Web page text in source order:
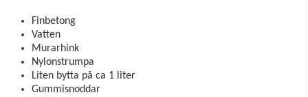
Finbetong
Vatten
Murarhink
Nylonstrumpa
Liten bytta på ca 1 liter
Gummisnoddar